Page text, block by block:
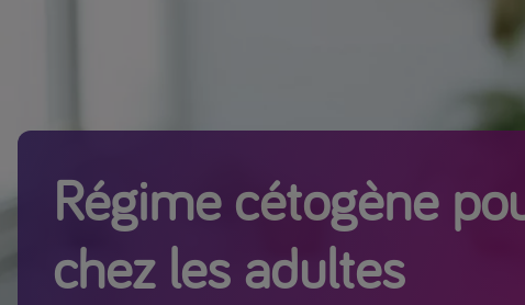
Régime cétogène
chez les adultes